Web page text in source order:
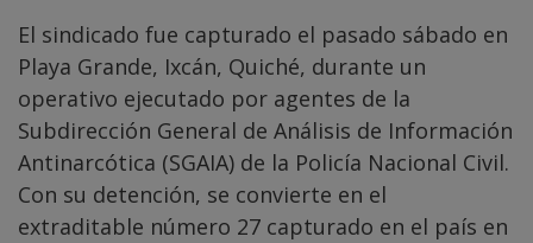
El sindicado fue capturado el pasado sábado en
Playa Grande, Ixcán, Quiché, durante un
operativo ejecutado por agentes de la
Subdirección General de Análisis de Información
Antinarcótica (SGAIA) de la Policía Nacional Civil.
Con su detención, se convierte en el
extraditable número 27 capturado en el país en